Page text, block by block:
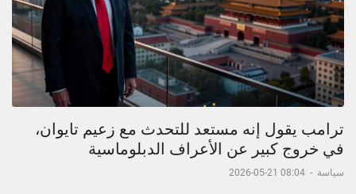
ترامب يقول إنه مستعد للتحدث مع زعيم تايوان،
في خروج كبير عن الأعراف الدبلوماسية
سياسة -
08:04 21-05-2026